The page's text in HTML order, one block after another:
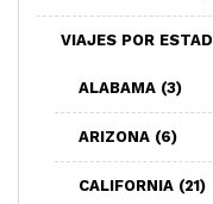
VIAJES POR
ALABAMA (3)
ARIZONA (6)
CALIFORNIA (21)